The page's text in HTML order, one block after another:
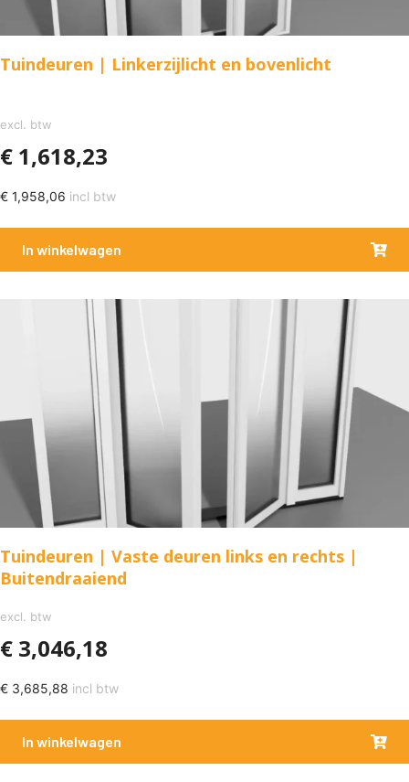
Tuindeuren | Linkerzijlicht en bovenlicht
excl. btw
€ 1,618,23
€ 1,958,06 incl btw
In winkelwagen
Tuindeuren | Vaste deuren links en rechts |
Buitendraaiend
excl. btw
€ 3,046,18
€ 3,685,88 incl btw
In winkelwagen